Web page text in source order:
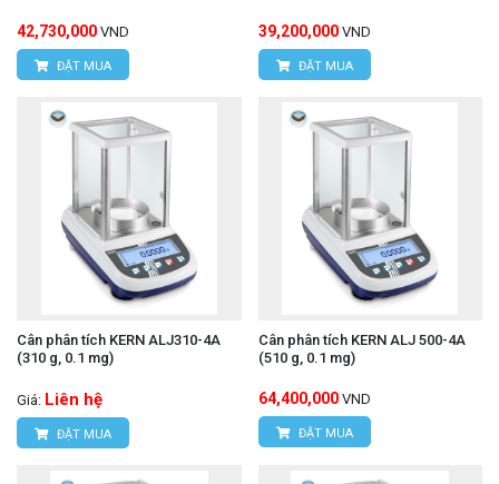
42,730,000 VND
ĐẶT MUA
39,200,000 VND
ĐẶT MUA
Cân phân tích KERN ALJ310-4A
(310 g, 0.1 mg)
Giá: Liên hệ
ĐẶT MUA
Cân phân tích KERN ALJ 500-4A
(510 g, 0.1 mg)
64,400,000 VND
ĐẶT MUA